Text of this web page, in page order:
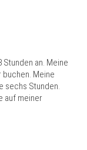
an. Meine
buchen. Meine
sechs Stunden.
auf meiner